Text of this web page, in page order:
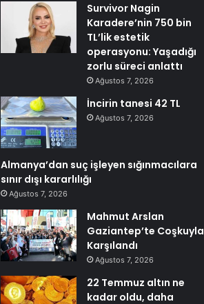
Survivor Nagin
Karadere’nin 750 bin
TL’lik estetik
operasyonu: Yaşadığı
zorlu süreci anlattı
Ağustos 7, 2026
İncirin tanesi 42 TL
Ağustos 7, 2026
Almanya’dan suç işleyen sığınmacılara
sınır dışı kararlılığı
Ağustos 7, 2026
Mahmut Arslan
Gaziantep’te Coşkuyla
Karşılandı
Ağustos 7, 2026
22 Temmuz altın ne
kadar oldu, daha